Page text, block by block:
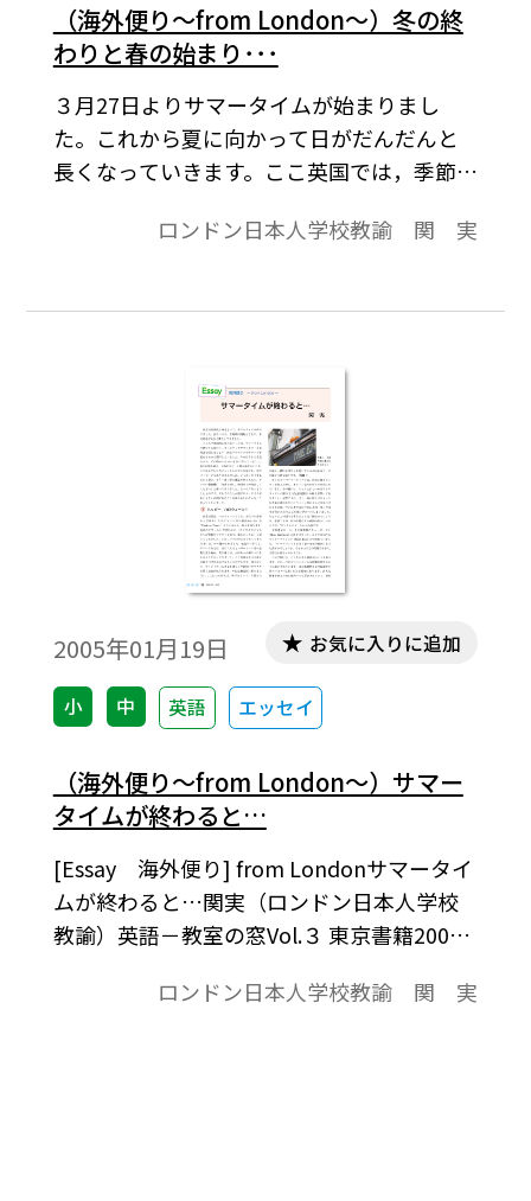
（海外便り～from London～）冬の終
わりと春の始まり･･･
３月27日よりサマータイムが始まりまし
た。これから夏に向かって日がだんだんと
長くなっていきます。ここ英国では，季節が
っていく喜びが，あちらこちらに現れてい
ロンドン日本人学校教諭 関 実
2005年01月19日
小 中 英語 エッセイ
お気に入りに追加
（海外便り～from London～）サマー
タイムが終わると…
[Essay 海外便り] from Londonサマータイ
ムが終わると…関実（ロンドン日本人学校
教諭）英語－教室の窓Vol.３ 東京書籍2005
って，サマータイムが終わりました。11月
ロンドン日本人学校教諭 関 実